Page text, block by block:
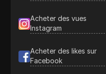
Acheter des vues
Instagram
Acheter des likes sur
Facebook